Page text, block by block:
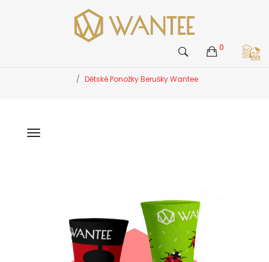
0
Dětské Ponožky Berušky Wantee